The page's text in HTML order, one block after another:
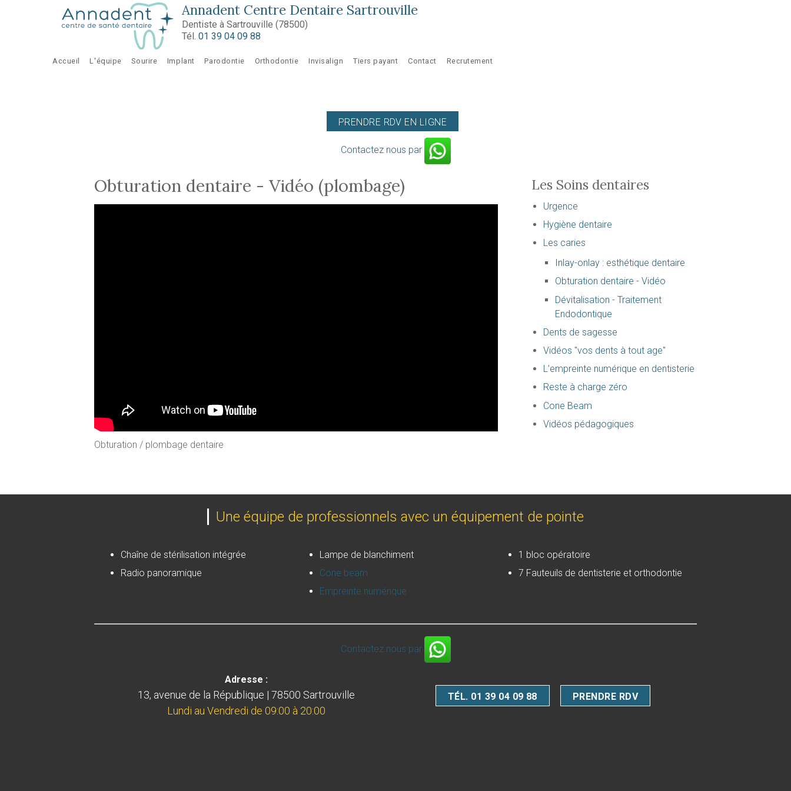
Aller au contenu principal Annadent Centre Dentaire Sartrouville
Dentiste à Sartrouville (78500)
Tél.01 39 04 09 88
Accueil L'équipe Sourire Implant Parodontie Orthodontie Invisalign Tiers payant Contact Recrutement
PRENDRE RDV EN LIGNE
Contactez nous par
Obturation dentaire - Vidéo (plombage)
Obturation / plombage dentaire
Les Soins dentaires
Urgence
Hygiène dentaire
Les caries
Inlay-onlay : esthétique dentaire
Obturation dentaire - Vidéo
Dévitalisation - Traitement
Endodontique
Dents de sagesse
Vidéos "vos dents à tout age"
L’empreinte numérique en dentisterie
Reste à charge zéro
Cone Beam
Vidéos pédagogiques
Une équipe de professionnels avec un équipement de pointe
Chaîne de stérilisation intégrée
Radio panoramique
Lampe de blanchiment
Cone beam
Empreinte numérique
1 bloc opératoire
7 Fauteuils de dentisterie et orthodontie
Contactez nous par
Adresse :
13, avenue de la République | 78500 Sartrouville
Lundi au Vendredi de 09:00 à 20:00
TÉL. 01 39 04 09 88 PRENDRE RDV